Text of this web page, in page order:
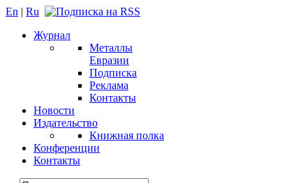
En | Ru
Журнал
Металлы
Евразии
Подписка
Реклама
Контакты
Новости
Издательство
Книжная полка
Конференции
Контакты